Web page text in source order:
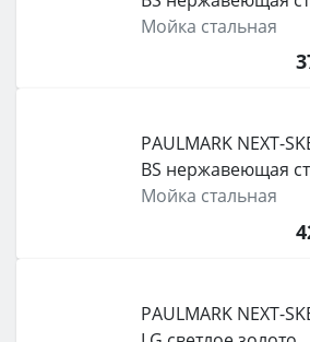
Мойка стальная
PAULMARK NEXT-
BS нержавеющая
Мойка стальная
PAULMARK NEXT-